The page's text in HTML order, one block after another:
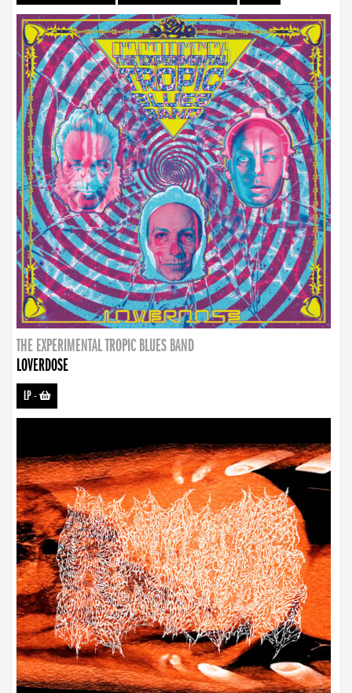
THE EXPERIMENTAL TROPIC BLUES BAND
LOVERDOSE
LP-